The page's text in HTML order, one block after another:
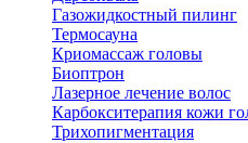
Газожидкостный пилинг
Термосауна
Криомассаж головы
Биоптрон
Лазерное лечение волос
Карбокситерапия кожи
Трихопигментация